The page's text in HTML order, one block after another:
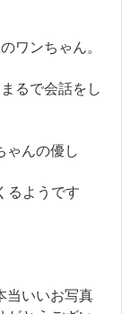
ワンちゃん。
るで会話をし
ゃんの優し
るようです
当いいお写真